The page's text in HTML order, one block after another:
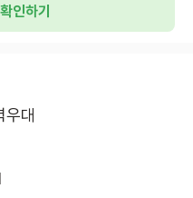
인하기
우대